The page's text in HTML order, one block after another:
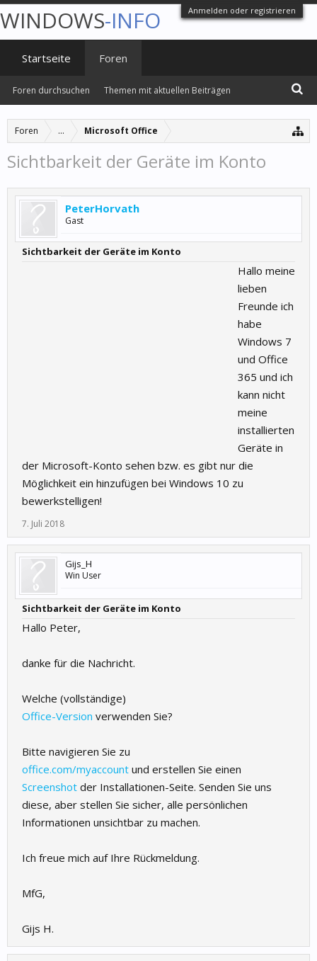
Anmelden oder registrieren
Foren ... Microsoft Office
Sichtbarkeit der Geräte im Konto
PeterHorvath
Gast
Sichtbarkeit der Geräte im Konto
Hallo meine
lieben
Freunde ich
habe
Windows 7
und Office
365 und ich
kann nicht
meine
installierten
Geräte in
der Microsoft-Konto sehen bzw. es gibt nur die
Möglichkeit ein hinzufügen bei Windows 10 zu
bewerkstelligen!
7. Juli 2018
Gijs_H
Win User
Sichtbarkeit der Geräte im Konto
Hallo Peter,
danke für die Nachricht.
Welche (vollständige)
Office-Version verwenden Sie?
Bitte navigieren Sie zu
office.com/myaccount und erstellen Sie einen
Screenshot der Installationen-Seite. Senden Sie uns
diese, aber stellen Sie sicher, alle persönlichen
Informationen unsichtbar zu machen.
Ich freue mich auf Ihre Rückmeldung.
MfG,
Gijs H.
WINDOWS-INFO
Startseite Foren
Foren durchsuchen Themen mit aktuellen Beiträgen